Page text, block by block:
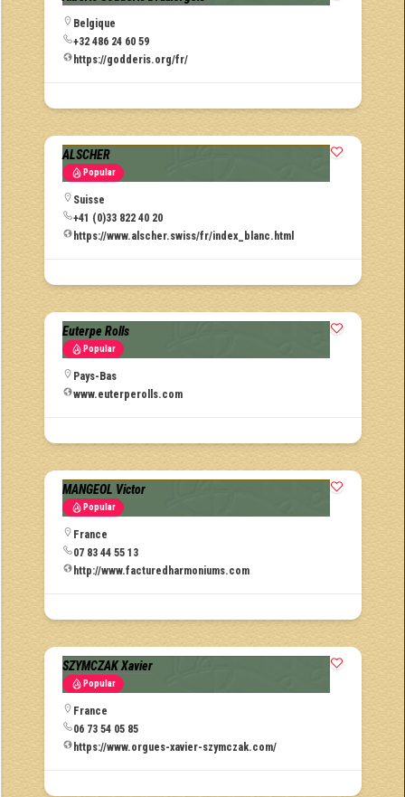
Belgique
+32 486 24 60 59
https://godderis.org/fr/
ALSCHER
Popular
Suisse
+41 (0)33 822 40 20
https://www.alscher.swiss/fr/index_blanc.html
Euterpe Rolls
Popular
Pays-Bas
www.euterperolls.com
MANGEOL Victor
Popular
France
07 83 44 55 13
http://www.facturedharmoniums.com
SZYMCZAK Xavier
Popular
France
06 73 54 05 85
https://www.orgues-xavier-szymczak.com/